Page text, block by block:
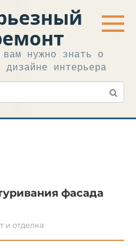
нужно знать о
дизайне интерьера
фасада
и отделка